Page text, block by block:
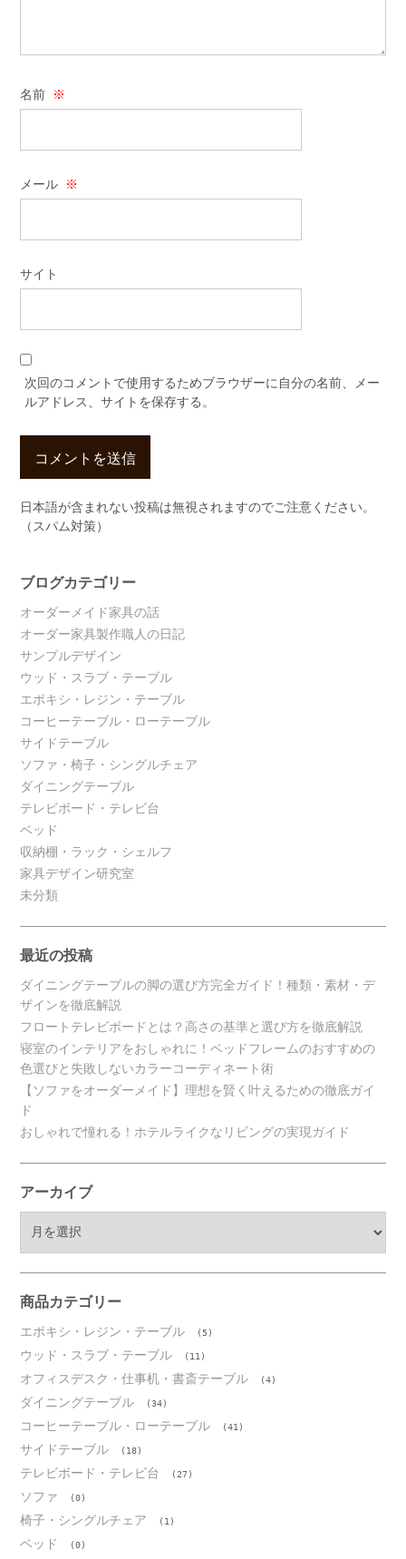
名前 ※
メール ※
サイト
次回のコメントで使用するためブラウザーに自分の名前、メー
ルアドレス、サイトを保存する。
日本語が含まれない投稿は無視されますのでご注意ください。
（スパム対策）
ブログカテゴリー
オーダーメイド家具の話
オーダー家具製作職人の日記
サンプルデザイン
ウッド・スラブ・テーブル
エポキシ・レジン・テーブル
コーヒーテーブル・ローテーブル
サイドテーブル
ソファ・椅子・シングルチェア
ダイニングテーブル
テレビボード・テレビ台
ベッド
収納棚・ラック・シェルフ
家具デザイン研究室
未分類
最近の投稿
ダイニングテーブルの脚の選び方完全ガイド！種類・素材・デ
ザインを徹底解説
フロートテレビボードとは？高さの基準と選び方を徹底解説
寝室のインテリアをおしゃれに！ベッドフレームのおすすめの
色選びと失敗しないカラーコーディネート術
【ソファをオーダーメイド】理想を賢く叶えるための徹底ガイ
ド
おしゃれで憧れる！ホテルライクなリビングの実現ガイド
アーカイブ
ブ
商品カテゴリー
エポキシ・レジン・テーブル (5)
ウッド・スラブ・テーブル (11)
オフィスデスク・仕事机・書斎テーブル (4)
ダイニングテーブル (34)
コーヒーテーブル・ローテーブル (41)
サイドテーブル (18)
テレビボード・テレビ台 (27)
ソファ (0)
椅子・シングルチェア (1)
ベッド (0)